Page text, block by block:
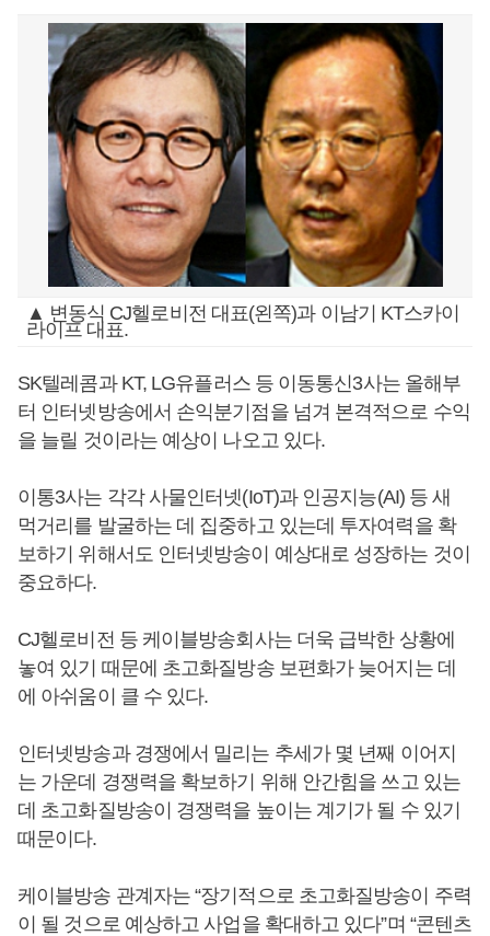
▲ 변동식 CJ헬로비전 대표(왼쪽)과 이남기 KT스카이
라이프 대표.
SK텔레콤과 KT, LG유플러스 등 이동통신3사는 올해부
터 인터넷방송에서 손익분기점을 넘겨 본격적으로 수익
을 늘릴 것이라는 예상이 나오고 있다.
이통3사는 각각 사물인터넷(IoT)과 인공지능(AI) 등 새
먹거리를 발굴하는 데 집중하고 있는데 투자여력을 확
보하기 위해서도 인터넷방송이 예상대로 성장하는 것이
중요하다.
CJ헬로비전 등 케이블방송회사는 더욱 급박한 상황에
놓여 있기 때문에 초고화질방송 보편화가 늦어지는 데
에 아쉬움이 클 수 있다.
인터넷방송과 경쟁에서 밀리는 추세가 몇 년째 이어지
는 가운데 경쟁력을 확보하기 위해 안간힘을 쓰고 있는
데 초고화질방송이 경쟁력을 높이는 계기가 될 수 있기
때문이다.
케이블방송 관계자는 “장기적으로 초고화질방송이 주력
이 될 것으로 예상하고 사업을 확대하고 있다”며 “콘텐츠